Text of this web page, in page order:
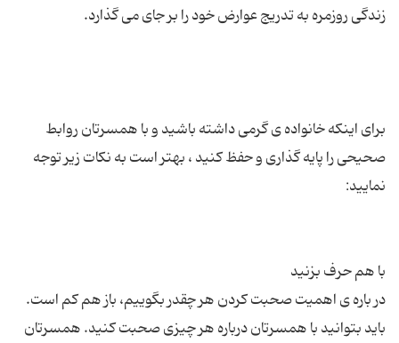
برای اینکه خانواده ی گرمی داشته باشید و با همسرتان روابط
صحیحی را پایه گذاری و حفظ کنید ، بهتر است به نکات زیر توجه
در باره ی اهمیت صحبت کردن هر چقدر بگوییم، باز هم کم است.
باید بتوانید با همسرتان درباره هر چیزی صحبت کنید. همسرتان